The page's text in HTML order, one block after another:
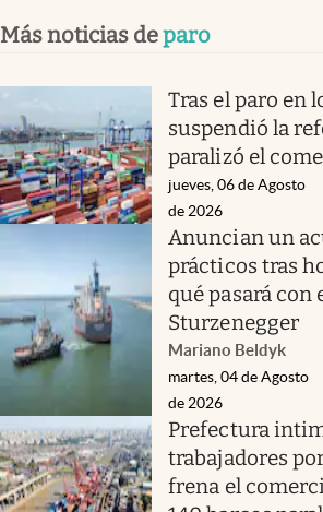
Más noticias deparo
Tras el paro en
suspendió la
paralizó el
jueves, 06 de Agosto
de 2026
Anuncian un
prácticos tras
qué pasará con
Sturzenegger
Mariano Beldyk
martes, 04 de Agosto
de 2026
Prefectura
trabajadores
frena el